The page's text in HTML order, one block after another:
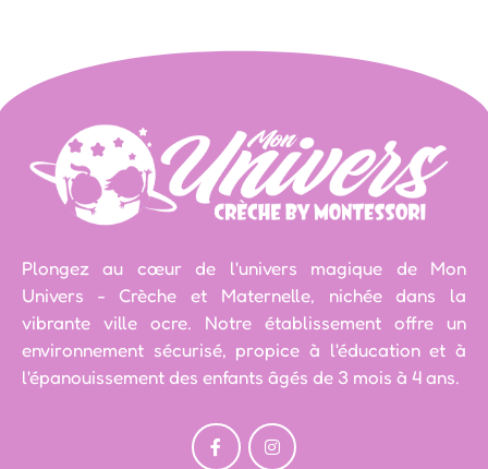
Plongez au cœur de l'univers magique de Mon
Univers - Crèche et Maternelle, nichée dans la
vibrante ville ocre. Notre établissement offre un
environnement sécurisé, propice à l'éducation et à
l'épanouissement des enfants âgés de 3 mois à 4 ans.